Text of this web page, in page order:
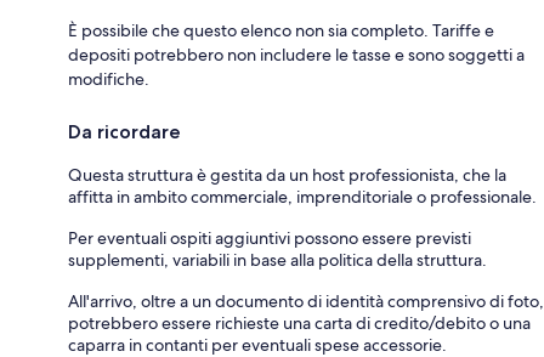
È possibile che questo elenco non sia completo. Tariffe e
depositi potrebbero non includere le tasse e sono soggetti a
modifiche.
Da ricordare
Questa struttura è gestita da un host professionista, che la
affitta in ambito commerciale, imprenditoriale o professionale.
Per eventuali ospiti aggiuntivi possono essere previsti
supplementi, variabili in base alla politica della struttura.
All'arrivo, oltre a un documento di identità comprensivo di foto,
potrebbero essere richieste una carta di credito/debito o una
caparra in contanti per eventuali spese accessorie.